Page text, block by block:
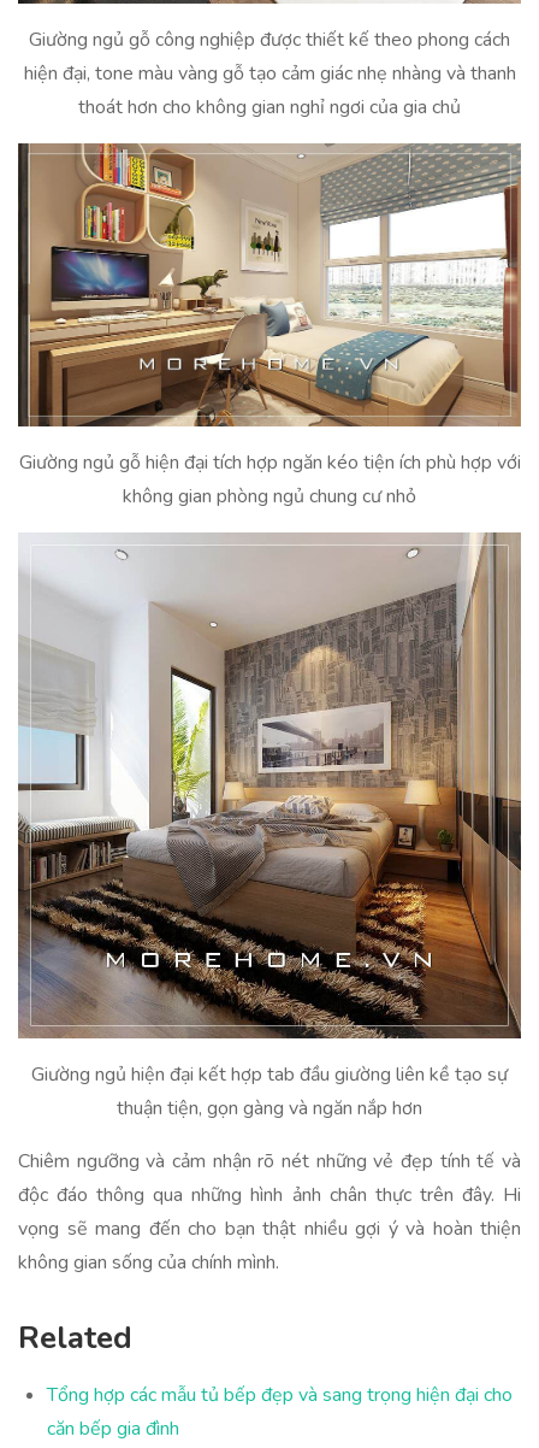
Giường ngủ gỗ công nghiệp được thiết kế theo phong cách
hiện đại, tone màu vàng gỗ tạo cảm giác nhẹ nhàng và thanh
thoát hơn cho không gian nghỉ ngơi của gia chủ
Giường ngủ gỗ hiện đại tích hợp ngăn kéo tiện ích phù hợp với
không gian phòng ngủ chung cư nhỏ
Giường ngủ hiện đại kết hợp tab đầu giường liên kề tạo sự
thuận tiện, gọn gàng và ngăn nắp hơn
Chiêm ngưỡng và cảm nhận rõ nét những vẻ đẹp tính tế và
độc đáo thông qua những hình ảnh chân thực trên đây. Hi
vọng sẽ mang đến cho bạn thật nhiều gợi ý và hoàn thiện
không gian sống của chính mình.
Related
Tổng hợp các mẫu tủ bếp đẹp và sang trọng hiện đại cho
căn bếp gia đình